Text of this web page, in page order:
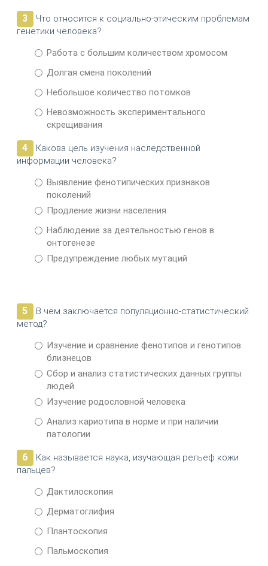
3
Что относится к социально-этическим проблемам
генетики человека?
Работа с большим количеством хромосом
Долгая смена поколений
Небольшое количество потомков
Невозможность экспериментального
скрещивания
4
Какова цель изучения наследственной
информации человека?
Выявление фенотипических признаков
поколений
Продление жизни населения
Наблюдение за деятельностью генов в
онтогенезе
Предупреждение любых мутаций
5
В чём заключается популяционно-статистический
метод?
Изучение и сравнение фенотипов и генотипов
близнецов
Сбор и анализ статистических данных группы
людей
Изучение родословной человека
Анализ кариотипа в норме и при наличии
патологии
6
Как называется наука, изучающая рельеф кожи
пальцев?
Дактилоскопия
Дерматоглифия
Плантоскопия
Пальмоскопия